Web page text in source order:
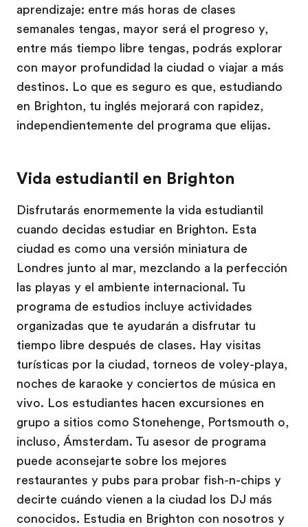
aprendizaje: entre más horas de clases
semanales tengas, mayor será el progreso y,
entre más tiempo libre tengas, podrás explorar
con mayor profundidad la ciudad o viajar a más
destinos. Lo que es seguro es que, estudiando
en Brighton, tu inglés mejorará con rapidez,
independientemente del programa que elijas.
Vida estudiantil en Brighton
Disfrutarás enormemente la vida estudiantil
cuando decidas estudiar en Brighton. Esta
ciudad es como una versión miniatura de
Londres junto al mar, mezclando a la perfección
las playas y el ambiente internacional. Tu
programa de estudios incluye actividades
organizadas que te ayudarán a disfrutar tu
tiempo libre después de clases. Hay visitas
turísticas por la ciudad, torneos de voley-playa,
noches de karaoke y conciertos de música en
vivo. Los estudiantes hacen excursiones en
grupo a sitios como Stonehenge, Portsmouth o,
incluso, Ámsterdam. Tu asesor de programa
puede aconsejarte sobre los mejores
restaurantes y pubs para probar fish-n-chips y
decirte cuándo vienen a la ciudad los DJ más
conocidos. Estudia en Brighton con nosotros y